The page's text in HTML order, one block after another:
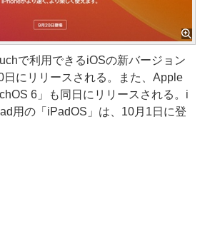
で利用できるiOSの新バージョン
日にリリースされる。また、Apple
6」も同日にリリースされる。i
用の「iPadOS」は、10月1日に登